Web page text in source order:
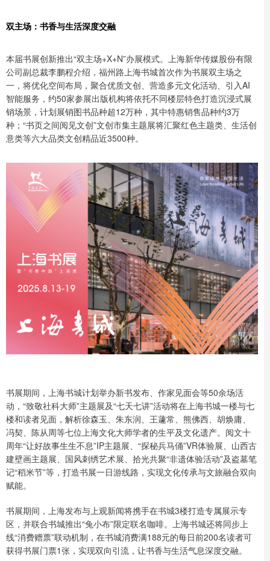
双主场：书香与生活深度交融
本届书展创新推出“双主场+X+N”办展模式。上海新华传媒股份有限
公司副总裁李鹏程介绍，福州路上海书城首次作为书展双主场之
一，将优化空间布局，聚合优质文创、营造多元文化活动、引入AI
智能服务，约50家参展出版机构将依托不同楼层特色打造沉浸式展
销场景，计划展销图书品种超12万种，其中特惠销售品种约3万
种；“书页之间阅见文创”文创市集主题展将汇聚红色主题类、生活创
意类等六大品类文创精品近3500种。
书展期间，上海书城计划举办新书发布、作家见面会等50余场活
动，“致敬社科大师”主题展及“七天七讲”活动将在上海书城一楼与七
楼和读者见面，解析徐森玉、朱东润、王蘧常、熊佛西、胡焕庸、
冯契、陈从周等七位上海文化大师学者的生平及文化遗产。阅文十
周年“让好故事生生不息”IP主题展、“探秘兵马俑”VR体验展、山西古
建壁画主题展、国风刺绣艺术展、拾光共聚“非遗体验活动”及盗墓笔
记“稻米节”等，打造书展一日游线路，实现文化传承与文旅融合双向
赋能。
书展期间，上海发布与上观新闻将携手在书城3楼打造专属展示专
区，并联合书城推出“兔小布”限定联名咖啡。上海书城还将同步上
线“消费赠票”联动机制，在书城消费满188元的每日前200名读者可
获得书展门票1张，实现双向引流，让书香与生活气息深度交融。